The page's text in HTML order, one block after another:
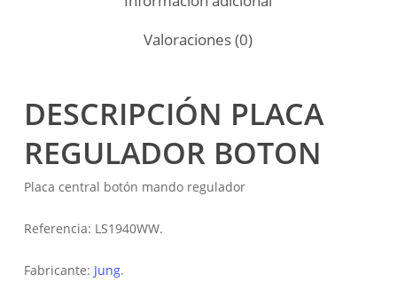
Valoraciones (0)
DESCRIPCIÓN PLACA
REGULADOR BOTON
Placa central botón mando regulador
Referencia: LS1940WW.
Fabricante: Jung.